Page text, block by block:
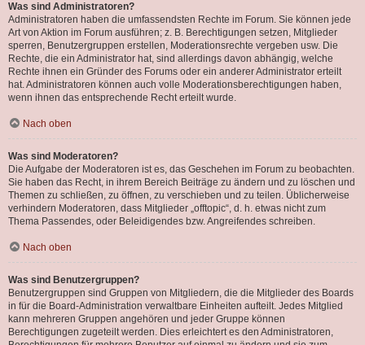
Was sind Administratoren?
Administratoren haben die umfassendsten Rechte im Forum. Sie können jede
Art von Aktion im Forum ausführen; z. B. Berechtigungen setzen, Mitglieder
sperren, Benutzergruppen erstellen, Moderationsrechte vergeben usw. Die
Rechte, die ein Administrator hat, sind allerdings davon abhängig, welche
Rechte ihnen ein Gründer des Forums oder ein anderer Administrator erteilt
hat. Administratoren können auch volle Moderationsberechtigungen haben,
wenn ihnen das entsprechende Recht erteilt wurde.
Nach oben
Was sind Moderatoren?
Die Aufgabe der Moderatoren ist es, das Geschehen im Forum zu beobachten.
Sie haben das Recht, in ihrem Bereich Beiträge zu ändern und zu löschen und
Themen zu schließen, zu öffnen, zu verschieben und zu teilen. Üblicherweise
verhindern Moderatoren, dass Mitglieder „offtopic“, d. h. etwas nicht zum
Thema Passendes, oder Beleidigendes bzw. Angreifendes schreiben.
Nach oben
Was sind Benutzergruppen?
Benutzergruppen sind Gruppen von Mitgliedern, die die Mitglieder des Boards
in für die Board-Administration verwaltbare Einheiten aufteilt. Jedes Mitglied
kann mehreren Gruppen angehören und jeder Gruppe können
Berechtigungen zugeteilt werden. Dies erleichtert es den Administratoren,